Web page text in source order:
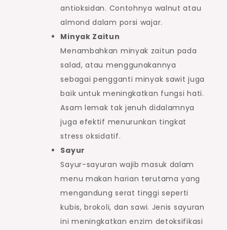
antioksidan. Contohnya walnut atau
almond dalam porsi wajar.
Minyak Zaitun
Menambahkan minyak zaitun pada
salad, atau menggunakannya
sebagai pengganti minyak sawit juga
baik untuk meningkatkan fungsi hati.
Asam lemak tak jenuh didalamnya
juga efektif menurunkan tingkat
stress oksidatif.
Sayur
Sayur-sayuran wajib masuk dalam
menu makan harian terutama yang
mengandung serat tinggi seperti
kubis, brokoli, dan sawi. Jenis sayuran
ini meningkatkan enzim detoksifikasi